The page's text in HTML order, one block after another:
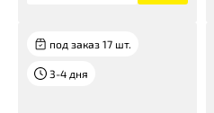
под заказ 17 шт.
3-4 дня